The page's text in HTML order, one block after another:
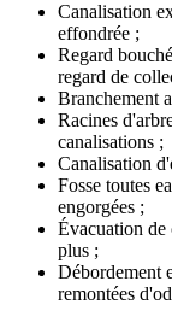
Canalisation
effondrée ;
Regard
regard de
Branchement
Racines
canalisations ;
Canalisation
Fosse toutes
engorgées ;
Évacuation de
plus ;
Débordement
remontées